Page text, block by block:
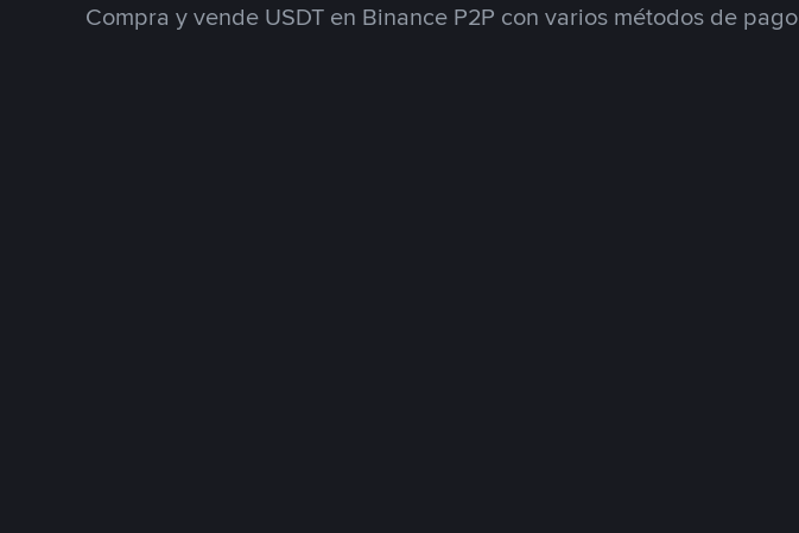
Compra y vende USDT en Binance P2P con varios métodos de pago